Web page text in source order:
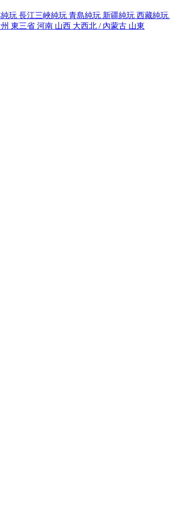
玩 長江三峽純玩 青島純玩 新疆純玩 西藏純玩
東三省 河南 山西 大西北 / 內蒙古 山東